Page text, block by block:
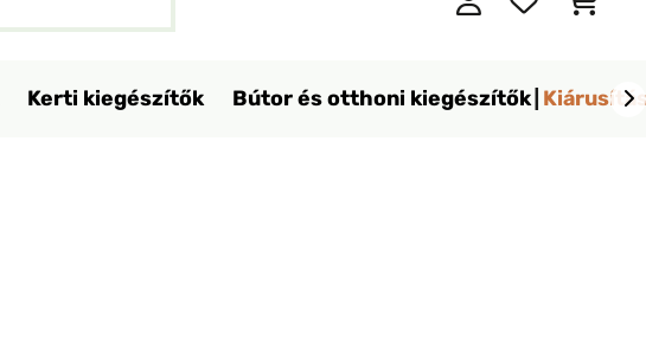
Kerti kiegészítők Bútor és otthoni kiegészítők